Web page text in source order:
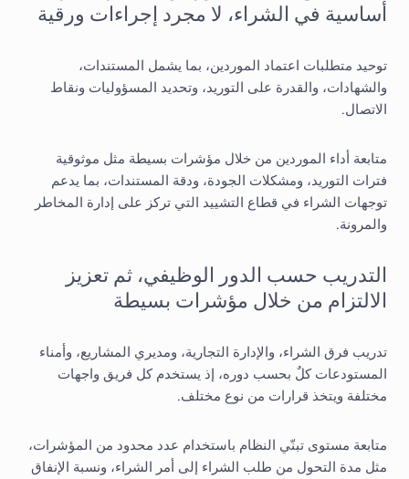
أساسية في الشراء، لا مجرد إجراءات ورقية
توحيد متطلبات اعتماد الموردين، بما يشمل المستندات،
والشهادات، والقدرة على التوريد، وتحديد المسؤوليات ونقاط
الاتصال.
متابعة أداء الموردين من خلال مؤشرات بسيطة مثل موثوقية
فترات التوريد، ومشكلات الجودة، ودقة المستندات، بما يدعم
توجهات الشراء في قطاع التشييد التي تركز على إدارة المخاطر
والمرونة.
التدريب حسب الدور الوظيفي، ثم تعزيز
الالتزام من خلال مؤشرات بسيطة
تدريب فرق الشراء، والإدارة التجارية، ومديري المشاريع، وأمناء
المستودعات كلٌ بحسب دوره، إذ يستخدم كل فريق واجهات
مختلفة ويتخذ قرارات من نوع مختلف.
متابعة مستوى تبنّي النظام باستخدام عدد محدود من المؤشرات،
مثل مدة التحول من طلب الشراء إلى أمر الشراء، ونسبة الإنفاق